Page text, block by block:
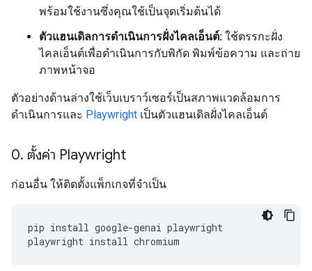
พร้อมใช้งานซึ่งคุณใช้เป็นจุดเริ่มต้นได้
ตัวแฮนเดิลการดำเนินการฝั่งไคลเอ็นต์: ใช้ตรรกะฝั่ง
ไคลเอ็นต์เพื่อดำเนินการกับพิกัด พิมพ์ข้อความ และถ่าย
ภาพหน้าจอ
ตัวอย่างด้านล่างใช้เว็บเบราว์เซอร์เป็นสภาพแวดล้อมการ
ดำเนินการและ Playwright เป็นตัวแฮนเดิลฝั่งไคลเอ็นต์
0. ตั้งค่า Playwright
ก่อนอื่น ให้ติดตั้งแพ็กเกจที่จำเป็น
pip install google-genai playwright
playwright install